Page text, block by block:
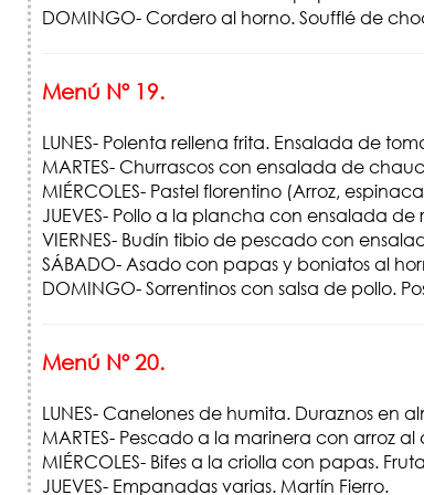
DOMINGO- Cordero al horno. Soufflé de
Menú Nº 19.
LUNES- Polenta rellena frita. Ensalada de
MARTES- Churrascos con ensalada de
MIÉRCOLES- Pastel florentino (Arroz,
JUEVES- Pollo a la plancha con ensalada
VIERNES- Budín tibio de pescado con
SÁBADO- Asado con papas y boniatos al
DOMINGO- Sorrentinos con salsa de pollo.
Menú Nº 20.
LUNES- Canelones de humita. Duraznos en
MARTES- Pescado a la marinera con arroz
MIÉRCOLES- Bifes a la criolla con papas.
JUEVES- Empanadas varias. Martín Fierro.